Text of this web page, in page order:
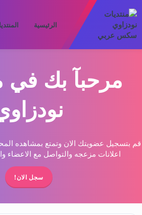
الرئيسية
مرحبآ بك في
قم بتسجيل عضويتك الان وتمتع بمشاهده
اعلانات مزعجه والتواصل مع الاعضاء
سجل الان!